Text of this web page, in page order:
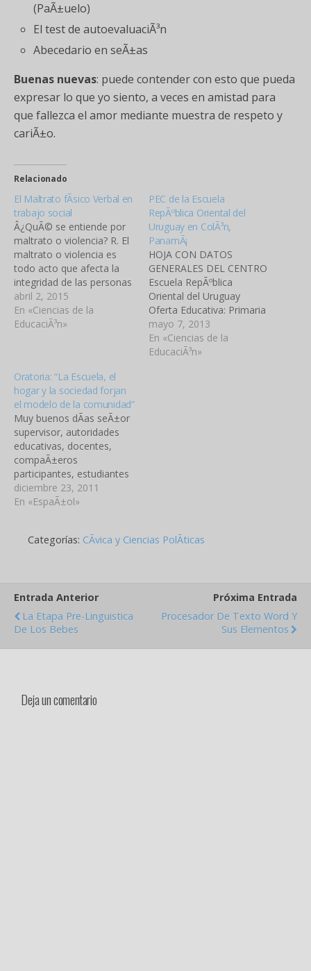
(PaÃ±uelo)
El test de autoevaluaciÃ³n
Abecedario en seÃ±as
Buenas nuevas: puede contender con esto que pueda
expresar lo que yo siento, a veces en amistad para
que fallezca el amor mediante muestra de respeto y
cariÃ±o.
Relacionado
El Maltrato fÃ­sico Verbal en
trabajo social
Â¿QuÃ© se entiende por
maltrato o violencia? R. El
maltrato o violencia es
todo acto que afecta la
integridad de las personas
al privar de sus
capacidades de actuar,
pensar o decidir sobre sÃ­
la mujer en el…
abril 2, 2015
En «Ciencias de la
EducaciÃ³n»
PEC de la Escuela
RepÃºblica Oriental del
Uruguay en ColÃ³n,
PanamÃ¡
HOJA CON DATOS
GENERALES DEL CENTRO
Escuela RepÃºblica
Oriental del Uruguay
Oferta Educativa: Primaria
Nombre de la Directora:
Virginia NiÃ±o UbicaciÃ³n
del C.E.B.G. RegiÃ³n
mayo 7, 2013
En «Ciencias de la
EducaciÃ³n»
Oratoria: “La Escuela, el
hogar y la sociedad forjan
el modelo de la comunidad”
Muy buenos dÃ­as seÃ±or
supervisor, autoridades
educativas, docentes,
compaÃ±eros
participantes, estudiantes
y Â pÃºblico en general.
Hoy con suma
este evento cuyo tema
Este tema cobra vigencia,
ya que…
diciembre 23, 2011
En «EspaÃ±ol»
Categorías: CÃ­vica y Ciencias PolÃ­ticas
Entrada Anterior
La Etapa Pre-Linguistica
De Los Bebes
Próxima Entrada
Procesador De Texto Word Y
Sus Elementos
Deja un comentario